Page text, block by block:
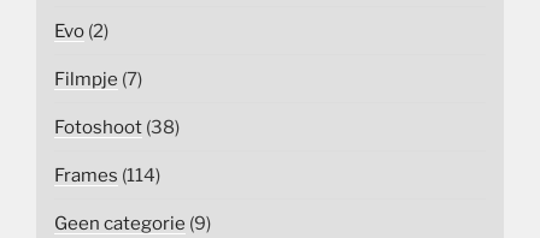
Evo (2)
Filmpje (7)
Fotoshoot (38)
Frames (114)
Geen categorie (9)